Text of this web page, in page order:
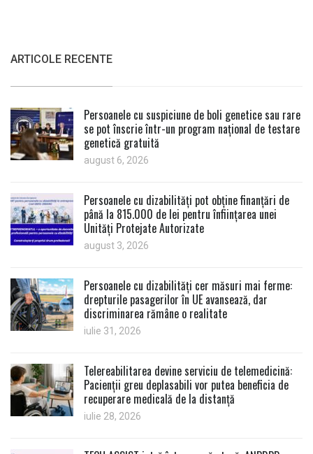
ARTICOLE RECENTE
Persoanele cu suspiciune de boli genetice sau rare
se pot înscrie într-un program național de testare
genetică gratuită
august 6, 2026
Persoanele cu dizabilități pot obține finanțări de
până la 815.000 de lei pentru înființarea unei
Unități Protejate Autorizate
august 3, 2026
Persoanele cu dizabilități cer măsuri mai ferme:
drepturile pasagerilor în UE avansează, dar
discriminarea rămâne o realitate
iulie 31, 2026
Telereabilitarea devine serviciu de telemedicină:
Pacienții greu deplasabili vor putea beneficia de
recuperare medicală de la distanță
iulie 28, 2026